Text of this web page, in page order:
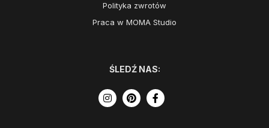
Polityka zwrotów
Praca w MOMA Studio
ŚLEDŹ NAS: